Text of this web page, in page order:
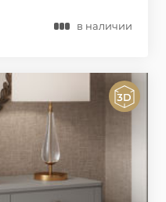
в наличии